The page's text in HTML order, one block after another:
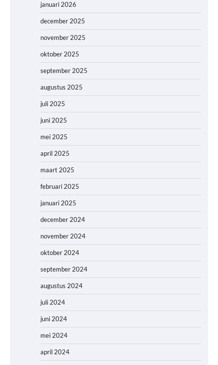
januari 2026
december 2025
november 2025
oktober 2025
september 2025
augustus 2025
juli 2025
juni 2025
mei 2025
april 2025
maart 2025
februari 2025
januari 2025
december 2024
november 2024
oktober 2024
september 2024
augustus 2024
juli 2024
juni 2024
mei 2024
april 2024